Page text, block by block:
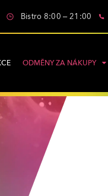
Bistro 8:00 – 21:00
ODMĚNY ZA NÁKUPY